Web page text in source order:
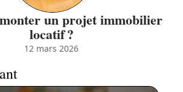
un projet immobilier
locatif ?
12 mars 2026